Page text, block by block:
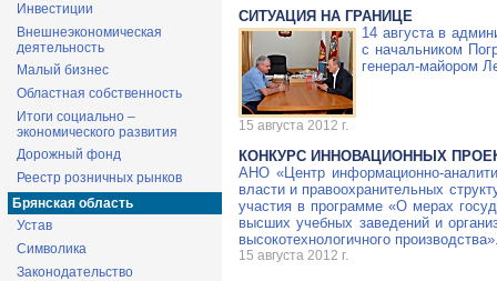
Инвестиции
Внешнеэкономическая
деятельность
Малый бизнес
Областная собственность
Итоги социально –
экономического развития
Дорожный фонд
Реестр розничных рынков
Брянская область
Устав
Символика
Законодательство
СИТУАЦИЯ НА ГРАНИЦЕ
14 августа в
с начальником
генерал-майором
15 августа 2012 г.
КОНКУРС ИННОВАЦИОННЫХ
АНО «Центр информационно-
власти и правоохранительных
участия в программе «О мерах
высших учебных заведений и
высокотехнологичного
15 августа 2012 г.